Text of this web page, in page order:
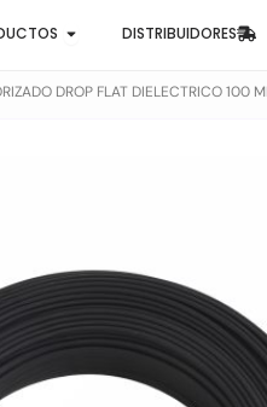
OpenDISTRIBUIDORES
DROP FLAT DIELECTRICO 100